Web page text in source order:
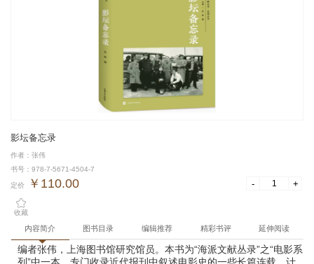
影坛备忘录
作者：张伟
书号：978-7-5671-4504-7
定价 ￥110.00 - +
收藏
内容简介 图书目录 编辑推荐 精彩书评 延伸阅读
编者张伟，上海图书馆研究馆员。本书为“海派文献丛录”之“电影系